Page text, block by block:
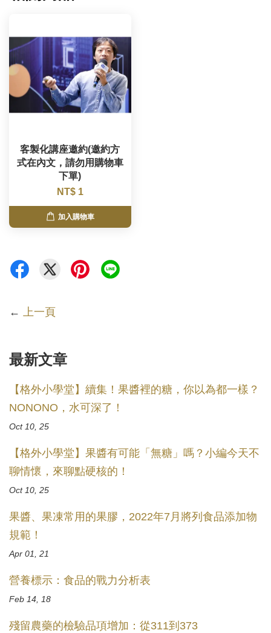
客製化講座邀約(邀約方
式在內文，請勿用購物車
下單)
NT$ 1
加入購物車
← 上一頁
最新文章
【格外小學堂】續集！果醬裡的糖，你以為都一樣？
NONONO，水可深了！
Oct 10, 25
【格外小學堂】果醬有可能「無糖」嗎？小編今天不
聊情懷，來聊點硬核的！
Oct 10, 25
果醬、果凍常用的果膠，2022年7月將列食品添加物
規範！
Apr 01, 21
營養標示：食品的戰力分析表
Feb 14, 18
殘留農藥的檢驗品項增加：從311到373